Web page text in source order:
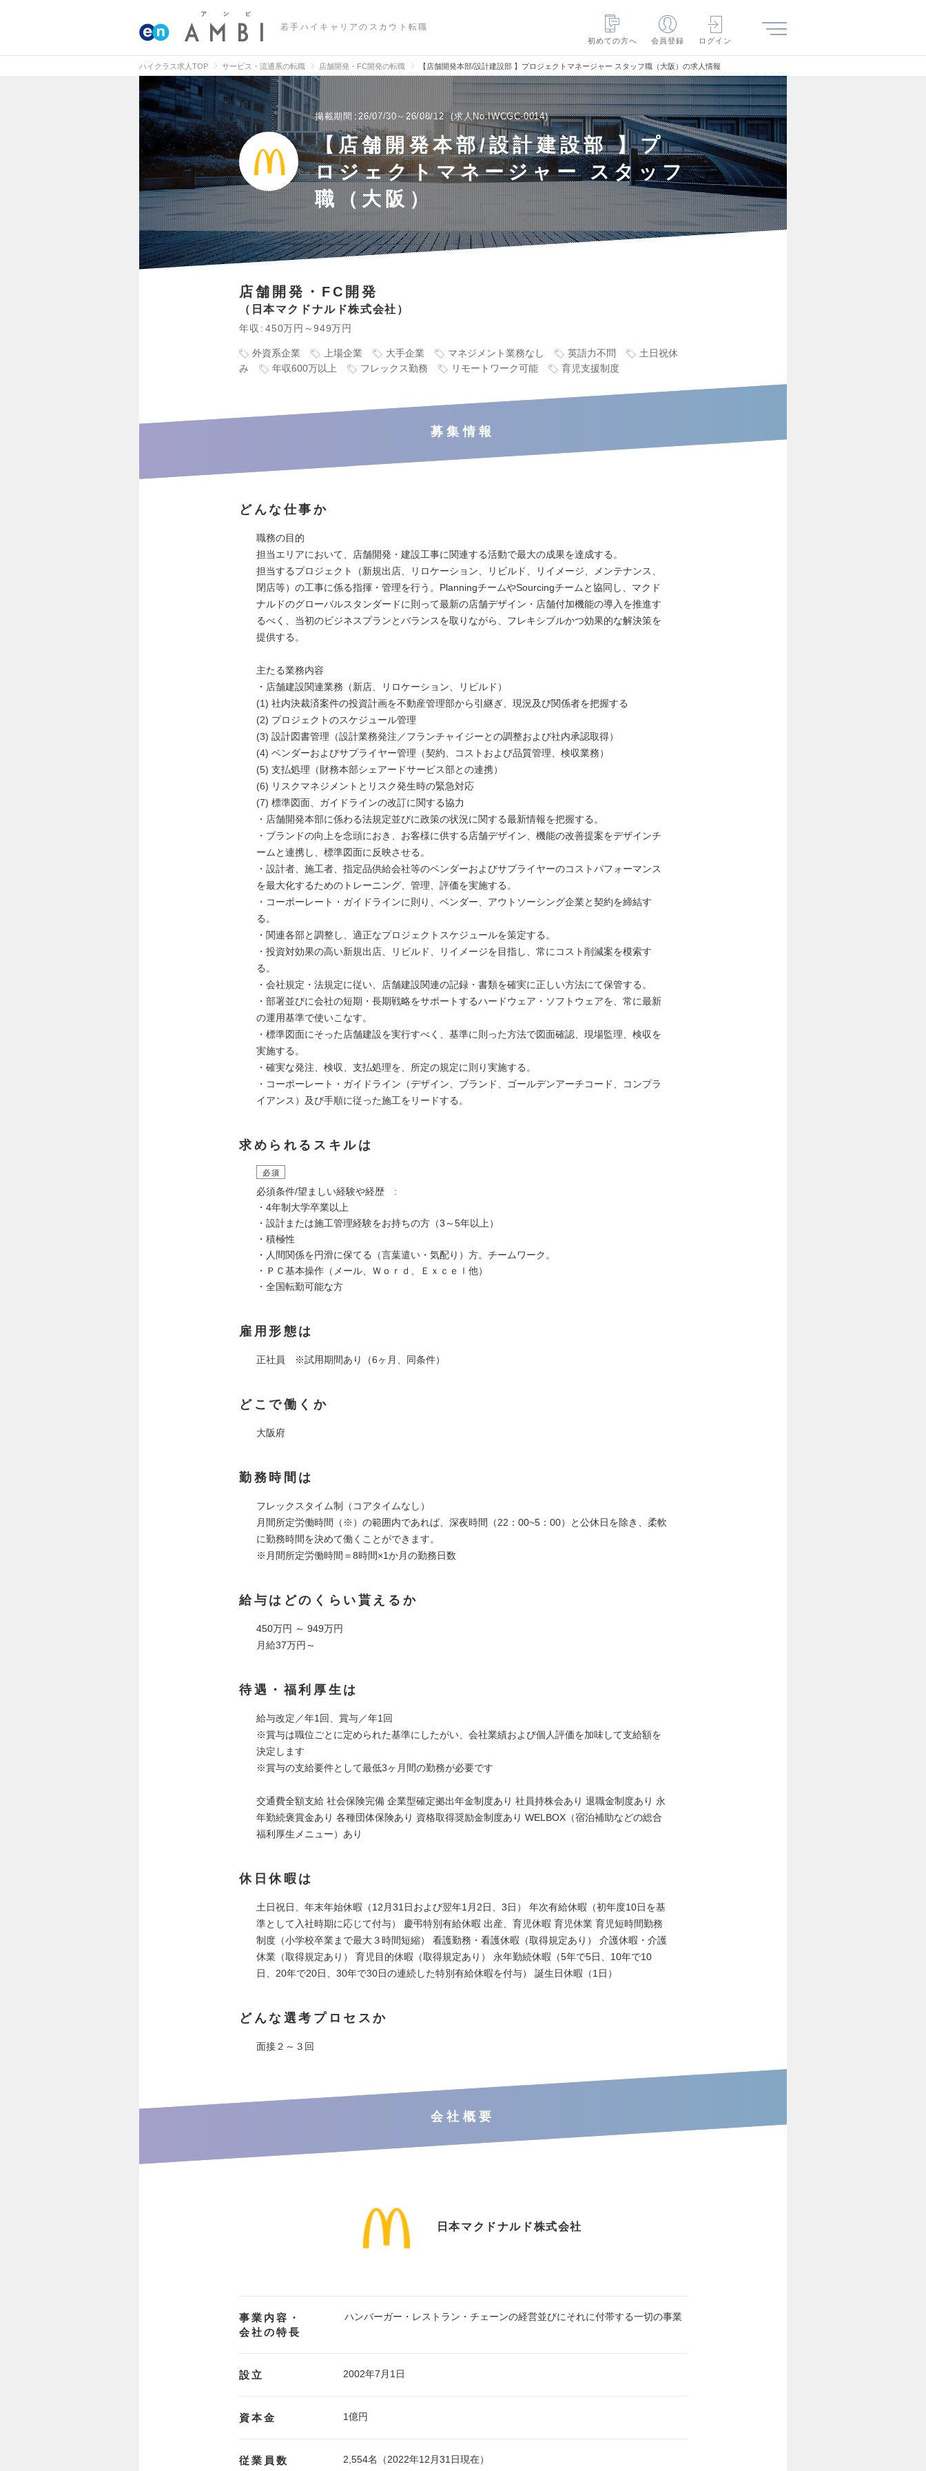
若手ハイキャリアのスカウト転職
初めての方へ
会員登録 ログイン
ハイクラス求人TOP サービス・流通系の転職 店舗開発・FC開発の転職 【店舗開発本部/設計建設部 】プロジェクトマネージャー スタッフ職（大阪）の求人情報
掲載期間 26/07/30～26/08/12 求人No.IWCGC-0014
【店舗開発本部/設計建設部 】プ
ロジェクトマネージャー スタッフ
職（大阪）
店舗開発・FC開発
日本マクドナルド株式会社
年収 450万円～949万円
外資系企業 上場企業 大手企業 マネジメント業務なし 英語力不問
土日祝休
み
年収600万以上 フレックス勤務 リモートワーク可能 育児支援制度
募集情報
どんな仕事か
職務の目的
担当エリアにおいて、店舗開発・建設工事に関連する活動で最大の成果を達成する。
担当するプロジェクト（新規出店、リロケーション、リビルド、リイメージ、メンテナンス、
閉店等）の工事に係る指揮・管理を行う。PlanningチームやSourcingチームと協同し、マクド
ナルドのグローバルスタンダードに則って最新の店舗デザイン・店舗付加機能の導入を推進す
るべく、当初のビジネスプランとバランスを取りながら、フレキシブルかつ効果的な解決策を
提供する。
主たる業務内容
・店舗建設関連業務（新店、リロケーション、リビルド）
(1) 社内決裁済案件の投資計画を不動産管理部から引継ぎ、現況及び関係者を把握する
(2) プロジェクトのスケジュール管理
(3) 設計図書管理（設計業務発注／フランチャイジーとの調整および社内承認取得）
(4) ベンダーおよびサプライヤー管理（契約、コストおよび品質管理、検収業務）
(5) 支払処理（財務本部シェアードサービス部との連携）
(6) リスクマネジメントとリスク発生時の緊急対応
(7) 標準図面、ガイドラインの改訂に関する協力
・店舗開発本部に係わる法規定並びに政策の状況に関する最新情報を把握する。
・ブランドの向上を念頭におき、お客様に供する店舗デザイン、機能の改善提案をデザインチ
ームと連携し、標準図面に反映させる。
・設計者、施工者、指定品供給会社等のベンダーおよびサプライヤーのコストパフォーマンス
を最大化するためのトレーニング、管理、評価を実施する。
・コーポーレート・ガイドラインに則り、ベンダー、アウトソーシング企業と契約を締結す
る。
・関連各部と調整し、適正なプロジェクトスケジュールを策定する。
・投資対効果の高い新規出店、リビルド、リイメージを目指し、常にコスト削減案を模索す
る。
・会社規定・法規定に従い、店舗建設関連の記録・書類を確実に正しい方法にて保管する。
・部署並びに会社の短期・長期戦略をサポートするハードウェア・ソフトウェアを、常に最新
の運用基準で使いこなす。
・標準図面にそった店舗建設を実行すべく、基準に則った方法で図面確認、現場監理、検収を
実施する。
・確実な発注、検収、支払処理を、所定の規定に則り実施する。
・コーポーレート・ガイドライン（デザイン、ブランド、ゴールデンアーチコード、コンプラ
イアンス）及び手順に従った施工をリードする。
求められるスキルは
必須
必須条件/望ましい経験や経歴 :
・4年制大学卒業以上
・設計または施工管理経験をお持ちの方（3～5年以上）
・積極性
・人間関係を円滑に保てる（言葉遣い・気配り）方。チームワーク。
・ＰＣ基本操作（メール、Ｗｏｒｄ、Ｅｘｃｅｌ他）
・全国転勤可能な方
雇用形態は
正社員 ※試用期間あり（6ヶ月、同条件）
どこで働くか
大阪府
勤務時間は
フレックスタイム制（コアタイムなし）
月間所定労働時間（※）の範囲内であれば、深夜時間（22：00~5：00）と公休日を除き、柔軟
に勤務時間を決めて働くことができます。
※月間所定労働時間＝8時間×1か月の勤務日数
給与はどのくらい貰えるか
450万円 ～ 949万円
月給37万円～
待遇・福利厚生は
給与改定／年1回、賞与／年1回
※賞与は職位ごとに定められた基準にしたがい、会社業績および個人評価を加味して支給額を
決定します
※賞与の支給要件として最低3ヶ月間の勤務が必要です
交通費全額支給 社会保険完備 企業型確定拠出年金制度あり 社員持株会あり 退職金制度あり 永
年勤続褒賞金あり 各種団体保険あり 資格取得奨励金制度あり WELBOX（宿泊補助などの総合
福利厚生メニュー）あり
休日休暇は
土日祝日、年末年始休暇（12月31日および翌年1月2日、3日） 年次有給休暇（初年度10日を基
準として入社時期に応じて付与） 慶弔特別有給休暇 出産、育児休暇 育児休業 育児短時間勤務
制度（小学校卒業まで最大３時間短縮） 看護勤務・看護休暇（取得規定あり） 介護休暇・介護
休業（取得規定あり） 育児目的休暇（取得規定あり） 永年勤続休暇（5年で5日、10年で10
日、20年で20日、30年で30日の連続した特別有給休暇を付与） 誕生日休暇（1日）
どんな選考プロセスか
面接２～３回
会社概要
日本マクドナルド株式会社
事業内容・
会社の特長
ハンバーガー・レストラン・チェーンの経営並びにそれに付帯する一切の事業
設立 2002年7月1日
資本金 1億円
従業員数 2,554名（2022年12月31日現在）